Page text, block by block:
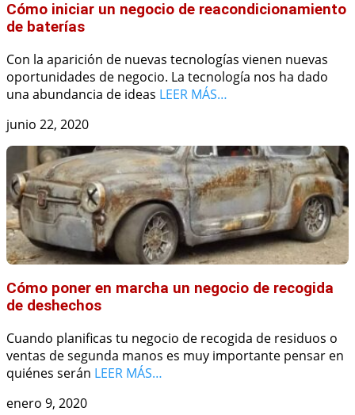
Cómo iniciar un negocio de reacondicionamiento
de baterías
Con la aparición de nuevas tecnologías vienen nuevas
oportunidades de negocio. La tecnología nos ha dado
una abundancia de ideas LEER MÁS…
junio 22, 2020
Cómo poner en marcha un negocio de recogida
de deshechos
Cuando planificas tu negocio de recogida de residuos o
ventas de segunda manos es muy importante pensar en
quiénes serán LEER MÁS…
enero 9, 2020